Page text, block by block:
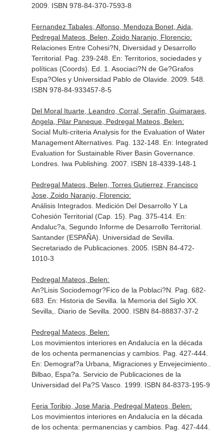
2009. ISBN 978-84-370-7593-8
Fernandez Tabales, Alfonso, Mendoza Bonet, Aida,
Pedregal Mateos, Belen, Zoido Naranjo, Florencio:
Relaciones Entre Cohesi?N, Diversidad y Desarrollo
Territorial. Pag. 239-248. En: Territorios, sociedades y
políticas (Coords) . Ed. 1. Asociaci?N de Ge?Grafos
Espa?Oles y Universidad Pablo de Olavide. 2009. 548.
ISBN 978-84-933457-8-5
Del Moral Ituarte, Leandro, Corral, Serafín, Guimaraes,
Angela, Pilar Paneque, Pedregal Mateos, Belen:
Social Multi-criteria Analysis for the Evaluation of Water
Management Alternatives. Pag. 132-148. En: Integrated
Evaluation for Sustainable River Basin Governance.
Londres. Iwa Publishing. 2007. ISBN 18-4339-148-1
Pedregal Mateos, Belen, Torres Gutierrez, Francisco
Jose, Zoido Naranjo, Florencio:
Análisis Integrados. Medición Del Desarrollo Y La
Cohesión Territorial (Cap. 15). Pag. 375-414. En:
Andaluc?a, Segundo Informe de Desarrollo Territorial.
Santander (ESPAÑA). Universidad de Sevilla.
Secretariado de Publicaciones. 2005. ISBN 84-472-
1010-3
Pedregal Mateos, Belen:
An?Lisis Sociodemogr?Fico de la Poblaci?N. Pag. 682-
683. En: Historia de Sevilla. la Memoria del Siglo XX.
Sevilla,. Diario de Sevilla. 2000. ISBN 84-88837-37-2
Pedregal Mateos, Belen:
Los movimientos interiores en Andalucía en la década
de los ochenta permanencias y cambios. Pag. 427-444.
En: Demograf?a Urbana, Migraciones y Envejecimiento.
Bilbao, Espa?a. Servicio de Publicaciones de la
Universidad del Pa?S Vasco. 1999. ISBN 84-8373-195-9
Feria Toribio, Jose Maria, Pedregal Mateos, Belen:
Los movimientos interiores en Andalucía en la década
de los ochenta: permanencias y cambios. Pag. 427-444.